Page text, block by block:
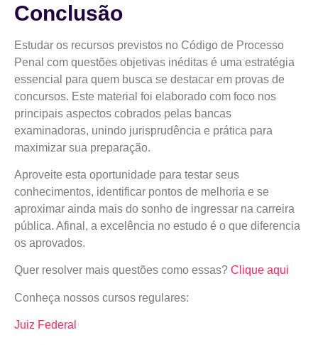
Conclusão
Estudar os recursos previstos no Código de Processo
Penal com questões objetivas inéditas é uma estratégia
essencial para quem busca se destacar em provas de
concursos. Este material foi elaborado com foco nos
principais aspectos cobrados pelas bancas
examinadoras, unindo jurisprudência e prática para
maximizar sua preparação.
Aproveite esta oportunidade para testar seus
conhecimentos, identificar pontos de melhoria e se
aproximar ainda mais do sonho de ingressar na carreira
pública. Afinal, a excelência no estudo é o que diferencia
os aprovados.
Quer resolver mais questões como essas? Clique aqui
Conheça nossos cursos regulares:
Juiz Federal